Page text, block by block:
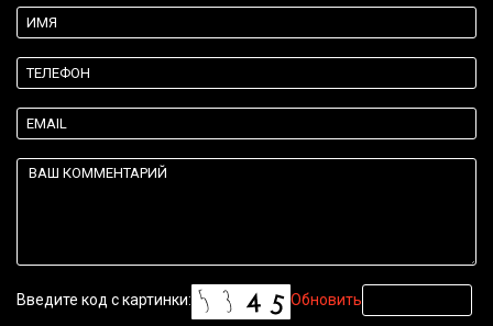
Введите код с картинки: Обновить